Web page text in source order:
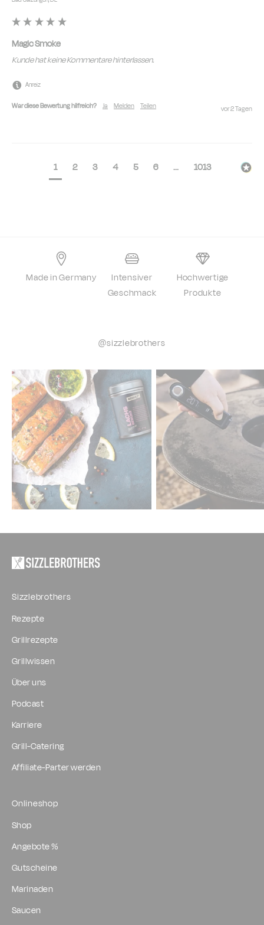
Magic Smoke
Kunde hat keine Kommentare hinterlassen.
Anreiz
War diese Bewertung hilfreich? Ja Melden Teilen vor 2 Tagen
1 2 3 4 5 6 ... 1013
Made in Germany
Intensiver
Geschmack
Hochwertige
Produkte
@sizzlebrothers
Sizzlebrothers
Rezepte
Grillrezepte
Grillwissen
Über uns
Podcast
Karriere
Grill-Catering
Affiliate-Parter werden
Onlineshop
Shop
Angebote %
Gutscheine
Marinaden
Saucen